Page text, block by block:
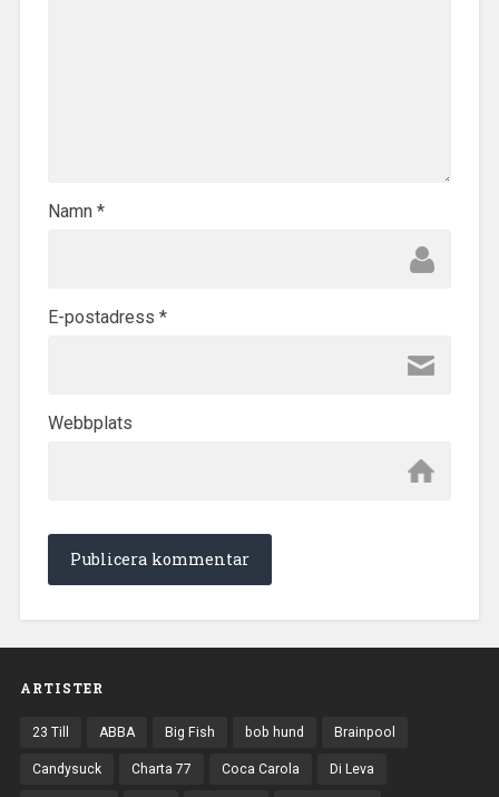
Namn *
E-postadress *
Webbplats
ARTISTER
23 Till ABBA Big Fish bob hund Brainpool
Candysuck Charta 77 Coca Carola Di Leva